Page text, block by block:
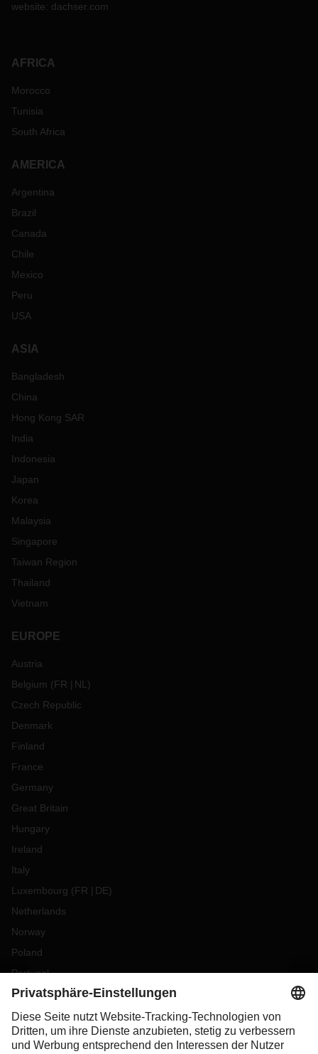
website: dachser.com
AFRICA
Morocco
Tunisia
South Africa
AMERICA
Argentina
Brazil
Canada
Chile
Mexico
Peru
USA
ASIA
Bangladesh
China
Hong Kong SAR
India
Indonesia
Japan
Korea
Malaysia
Singapore
Taiwan Region
Thailand
Vietnam
EUROPE
Austria
Belgium (FR NL )
Czech Republic
Denmark
Finland
France
Germany
Great Britain
Hungary
Ireland
Italy
Luxembourg (FR DE)
Netherlands
Norway
Poland
Portugal
Romania
Slovakia
Spain